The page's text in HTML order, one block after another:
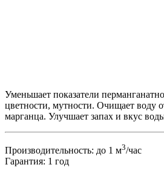
Уменьшает показатели
цветности, мутности. Очищает воду
марганца. Улучшает запах и вкус
Производительность: до 1 м3/час
Гарантия: 1 год